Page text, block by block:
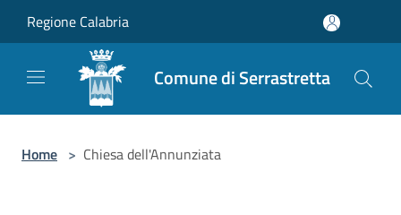
Regione Calabria
Comune di Serrastretta
Home > Chiesa dell'Annunziata